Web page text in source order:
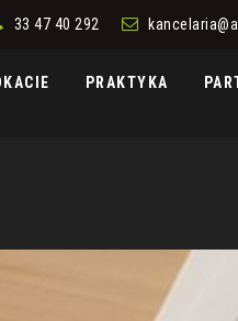
33 47 40 292
PRAKTYKA